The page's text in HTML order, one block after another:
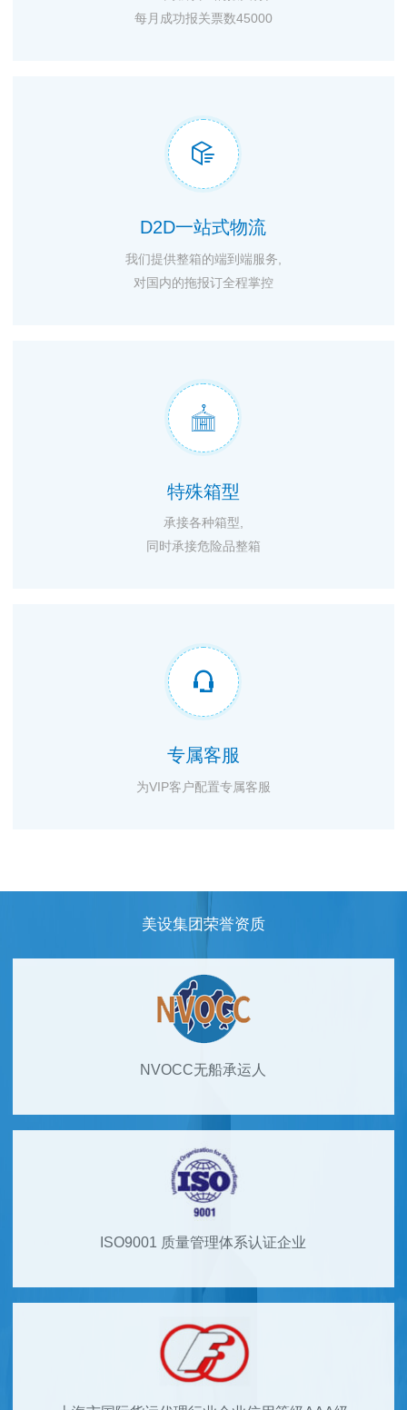
每月成功报关票数45000

D2D一站式物流
我们提供整箱的端到端服务,
对国内的拖报订全程掌控

特殊箱型
承接各种箱型,
同时承接危险品整箱

专属客服
为VIP客户配置专属客服
美设集团荣誉资质
NVOCC无船承运人
ISO9001 质量管理体系认证企业